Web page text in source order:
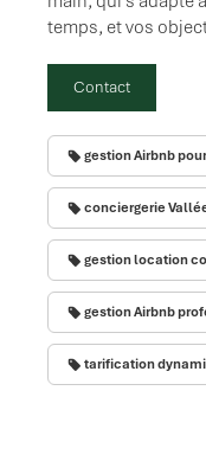
temps, et vos
Contact
gestion Airbnb
conciergerie
gestion location
gestion Airbnb
tarification